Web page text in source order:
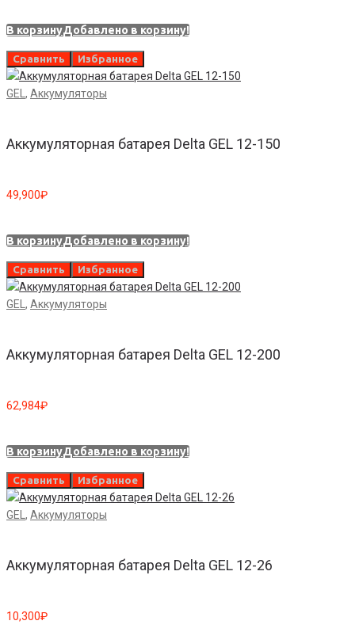
В корзинуДобавлено в корзину!
Сравнить Избранное
GEL, Аккумуляторы
Аккумуляторная батарея Delta GEL 12-150
49,900₽
В корзинуДобавлено в корзину!
Сравнить Избранное
GEL, Аккумуляторы
Аккумуляторная батарея Delta GEL 12-200
62,984₽
В корзинуДобавлено в корзину!
Сравнить Избранное
GEL , Аккумуляторы
Аккумуляторная батарея Delta GEL 12-26
10,300₽